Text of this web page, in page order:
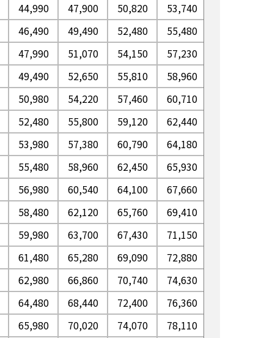
44,990 47,900 50,820 53,740
46,490 49,490 52,480 55,480
47,990 51,070 54,150 57,230
49,490 52,650 55,810 58,960
50,980 54,220 57,460 60,710
52,480 55,800 59,120 62,440
53,980 57,380 60,790 64,180
55,480 58,960 62,450 65,930
56,980 60,540 64,100 67,660
58,480 62,120 65,760 69,410
59,980 63,700 67,430 71,150
61,480 65,280 69,090 72,880
62,980 66,860 70,740 74,630
64,480 68,440 72,400 76,360
65,980 70,020 74,070 78,110